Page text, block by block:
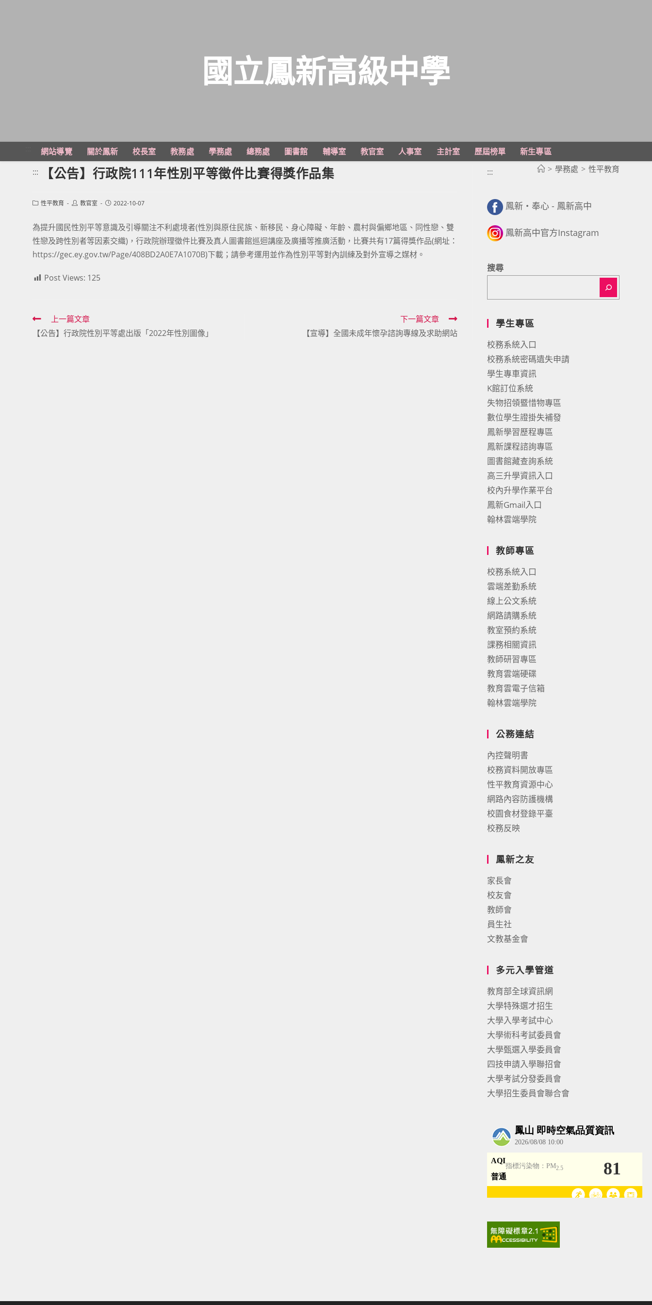
主
國立鳳新高級中學
網站導覽 關於鳳新 校長室 教務處 學務處 總務處 圖書館 輔導室 教官室 人事室 主計室 歷屆榜單
新生專區
> 學務處 > 性平教育
::: 【公告】行政院111年性別平等徵件比賽得獎作品集
Post性平教育
Post教官室
Post2022-10-07
為提升國民性別平等意識及引導關注不利處境者(性別與原住民族、新移民、身心障礙、年齡、農村與偏鄉地區、同性戀、雙
性戀及跨性別者等因素交織)，行政院辦理徵件比賽及真人圖書館巡迴講座及廣播等推廣活動，比賽共有17篇得獎作品(網址：
https://gec.ey.gov.tw/Page/408BD2A0E7A1070B)下載；請參考運用並作為性別平等對內訓練及對外宣導之媒材。
Post Views: 125
Read
more
上一篇文章
【公告】行政院性別平等處出版「2022年性別圖像」
下一篇文章
【宣導】全國未成年懷孕諮詢專線及求助網站
:::
鳳新・奉心 - 鳳新高中
鳳新高中官方Instagram
搜尋
學生專區
校務系統入口
校務系統密碼遺失申請
學生專車資訊
K館訂位系統
失物招領暨惜物專區
數位學生證掛失補發
鳳新學習歷程專區
鳳新課程諮詢專區
圖書館藏查詢系統
高三升學資訊入口
校內升學作業平台
鳳新Gmail入口
翰林雲端學院
教師專區
校務系統入口
雲端差勤系統
線上公文系統
網路請購系統
教室預約系統
課務相關資訊
教師研習專區
教育雲端硬碟
教育雲電子信箱
翰林雲端學院
公務連結
內控聲明書
校務資料開放專區
性平教育資源中心
網路內容防護機構
校園食材登錄平臺
校務反映
鳳新之友
家長會
校友會
教師會
員生社
文教基金會
多元入學管道
教育部全球資訊網
大學特殊選才招生
大學入學考試中心
大學術科考試委員會
大學甄選入學委員會
四技申請入學聯招會
大學考試分發委員會
大學招生委員會聯合會